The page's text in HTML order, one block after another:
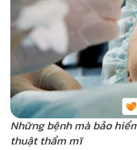
Những bệnh mà bảo
thuật thẩm mĩ